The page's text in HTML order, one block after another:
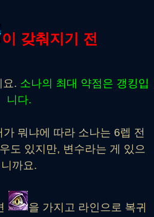
이 갖춰지기 전
요. 소나의 최대 약점은 갱킹입
니다.
뭐냐에 따라 소나는 6렙 전
도 있지만, 변수라는 게 있으
니까요.
을 가지고 라인으로 복귀